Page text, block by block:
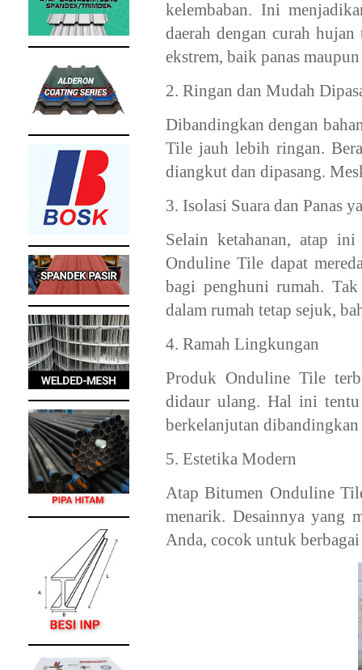
kelembaban. Ini
daerah dengan curah
ekstrem, baik panas
2. Ringan dan Mudah
Dibandingkan dengan
Tile jauh lebih ringan.
diangkut dan dipasang.
3. Isolasi Suara dan Panas
Selain ketahanan, atap
Onduline Tile dapat
bagi penghuni rumah.
dalam rumah tetap sejuk,
4. Ramah Lingkungan
Produk Onduline Tile
didaur ulang. Hal ini
berkelanjutan
5. Estetika Modern
Atap Bitumen Onduline
menarik. Desainnya yang
Anda, cocok untuk